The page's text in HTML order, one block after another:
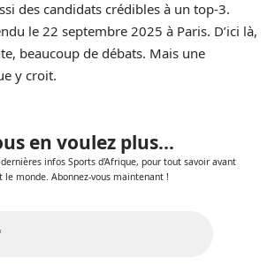
des candidats crédibles à un top-3.
le 22 septembre 2025 à Paris. D’ici là,
beaucoup de débats. Mais une
y croit.
en voulez plus...
infos Sports d'Afrique, pour tout savoir avant
le monde. Abonnez-vous maintenant !